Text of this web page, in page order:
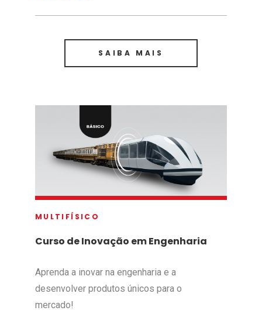
SAIBA MAIS
MULTIFÍSICO
Curso de Inovação em Engenharia
Aprenda a inovar na engenharia e a
desenvolver produtos únicos para o
mercado!